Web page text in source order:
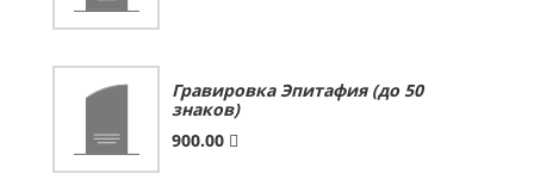
Гравировка Эпитафия (до 50
знаков)
900.00